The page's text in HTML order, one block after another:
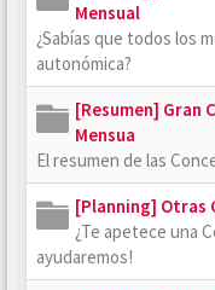
Mensual
¿Sabías que todos los
autonómica?
[Resumen] Gran
Mensua
El resumen de las
[Planning] Otras
¿Te apetece una
ayudaremos!